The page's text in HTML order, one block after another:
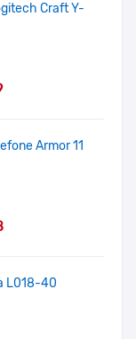
Craft Y-
Armor 11
L018-40